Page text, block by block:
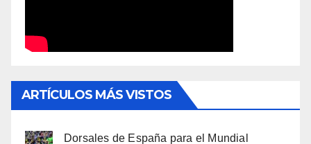
ARTÍCULOS MÁS VISTOS
Dorsales de España para el Mundial